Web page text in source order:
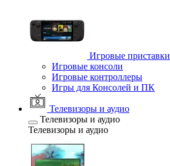
Игровые приставки
Игровые консоли
Игровые контроллеры
Игры для Консолей и ПК
Телевизоры и аудио
Телевизоры и аудио
Телевизоры и аудио